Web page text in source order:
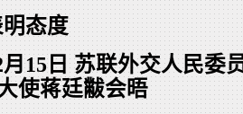
态度
月15日 苏联外交人民委
使蒋廷黻会晤